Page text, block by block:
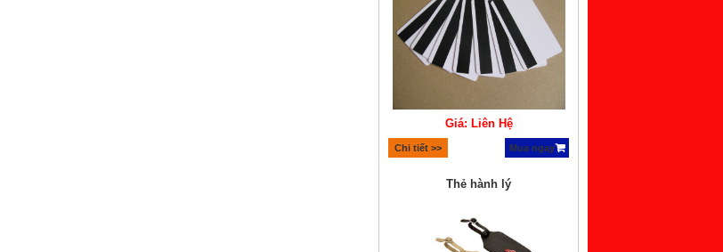
Giá: Liên Hệ
Chi tiết >> Mua ngay
Thẻ hành lý